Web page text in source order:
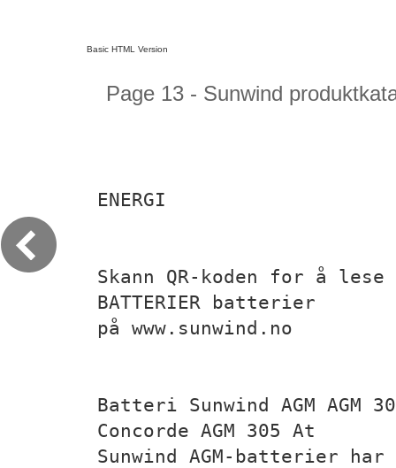
Basic HTML Version
Page 13 - Sunwind
ENERGI
Skann QR-koden for å lese
BATTERIER batterier
på www.sunwind.no
Batteri Sunwind AGM AGM
Concorde AGM 305 At
Sunwind AGM-batterier